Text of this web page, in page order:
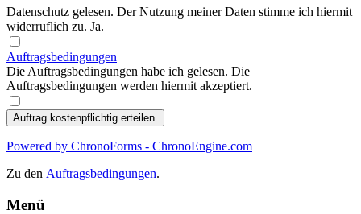
Datenschutz gelesen. Der Nutzung meiner Daten stimme ich hiermit
widerruflich zu. Ja.
Auftragsbedingungen
Die Auftragsbedingungen habe ich gelesen. Die
Auftragsbedingungen werden hiermit akzeptiert.
Powered by ChronoForms - ChronoEngine.com
Zu den Auftragsbedingungen.
Menü